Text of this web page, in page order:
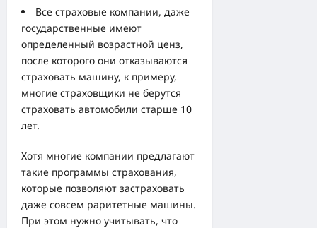
Все страховые компании, даже
государственные имеют
определенный возрастной ценз,
после которого они отказываются
страховать машину, к примеру,
многие страховщики не берутся
страховать автомобили старше 10
лет.
Хотя многие компании предлагают
такие программы страхования,
которые позволяют застраховать
даже совсем раритетные машины.
При этом нужно учитывать, что